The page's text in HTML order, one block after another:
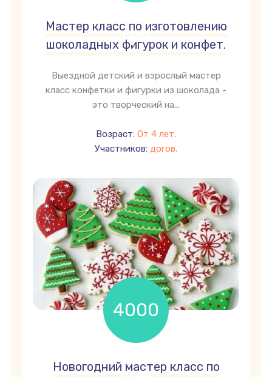
грн
Мастер класс по изготовлению
шоколадных фигурок и конфет.
Выездной детский и взрослый мастер
класс конфетки и фигурки из шоколада -
это творческий на...
Возраст: От 4 лет.
Участников: догов.
4000
Новогодний мастер класс по